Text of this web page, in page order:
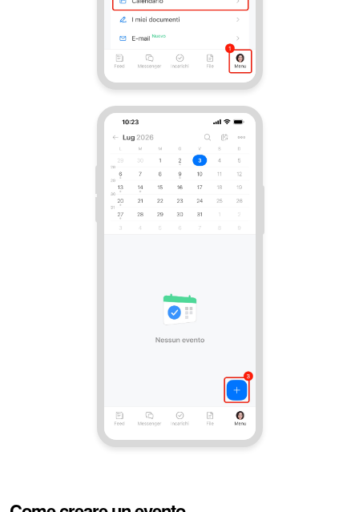
Incarichi e progetti
Prenotazione online
Contact Center
Sales Center
Online store
Dipendenti